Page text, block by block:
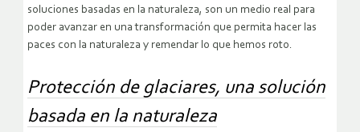
soluciones basadas en la naturaleza, son un medio real para
poder avanzar en una transformación que permita hacer las
paces con la naturaleza y remendar lo que hemos roto.
Protección de glaciares, una solución
basada en la naturaleza